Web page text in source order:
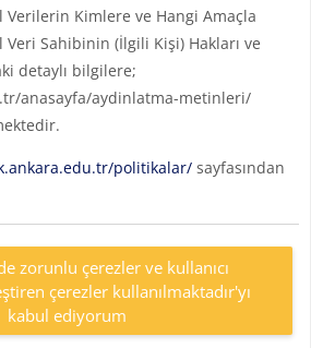
Verilerin Kimlere ve Hangi Amaçla
Veri Sahibinin (İlgili Kişi) Hakları ve
detaylı bilgilere;
anasayfa/aydinlatma-metinleri/
politikalar/sayfasından
zorunlu çerezler ve kullanıcı
çerezler kullanılmaktadır'yı
kabul ediyorum